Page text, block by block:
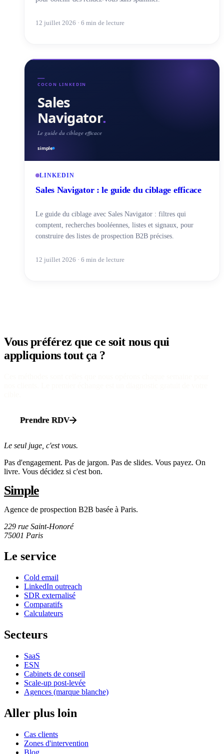
12 juillet 2026 · 6 min de lecture
LINKEDIN
Sales Navigator : le guide du ciblage efficace
Le guide du ciblage avec Sales Navigator : filtres qui
comptent, recherches booléennes, listes et signaux, pour
construire des listes de prospection B2B précises.
12 juillet 2026 · 6 min de lecture
Vous préférez que ce soit nous qui
appliquions tout ça ?
Prendre RDV
Le seul juge, c'est vous.
Pas d'engagement. Pas de jargon. Pas de slides. Vous payez. On
livre. Vous décidez si c'est bon.
Simple
Agence de prospection B2B basée à Paris.
229 rue Saint-Honoré
75001 Paris
Le service
Cold email
LinkedIn outreach
SDR externalisé
Comparatifs
Calculateurs
Secteurs
SaaS
ESN
Cabinets de conseil
Scale-up post-levée
Agences (marque blanche)
Aller plus loin
Cas clients
Zones d'intervention
Blog